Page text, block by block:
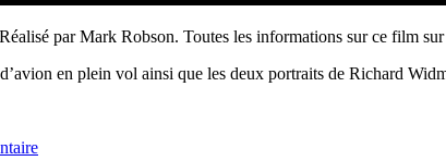
Réalisé par Mark Robson. Toutes les informations sur ce film sur
en plein vol ainsi que les deux portraits de Richard